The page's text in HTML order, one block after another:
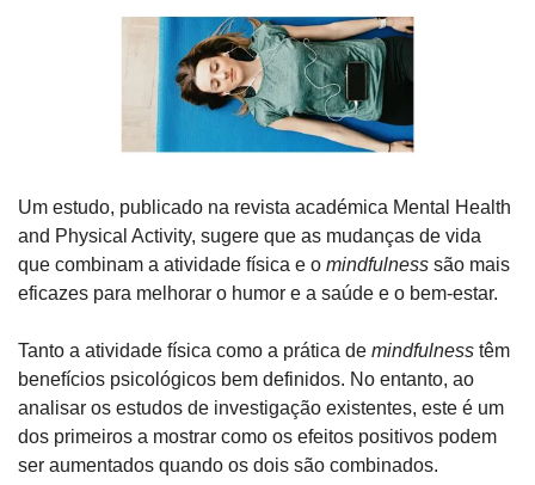
Um estudo, publicado na revista académica Mental Health
and Physical Activity, sugere que as mudanças de vida
que combinam a atividade física e o mindfulness são mais
eficazes para melhorar o humor e a saúde e o bem-estar.
Tanto a atividade física como a prática de mindfulness têm
benefícios psicológicos bem definidos. No entanto, ao
analisar os estudos de investigação existentes, este é um
dos primeiros a mostrar como os efeitos positivos podem
ser aumentados quando os dois são combinados.